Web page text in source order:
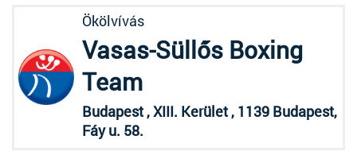
Ökölvívás
Vasas-Süllős Boxing
Team
Budapest , XIII. Kerület , 1139 Budapest,
Fáy u. 58.